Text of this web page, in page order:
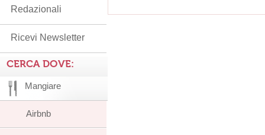
Redazionali
Ricevi Newsletter
CERCA DOVE:
Mangiare
Airbnb